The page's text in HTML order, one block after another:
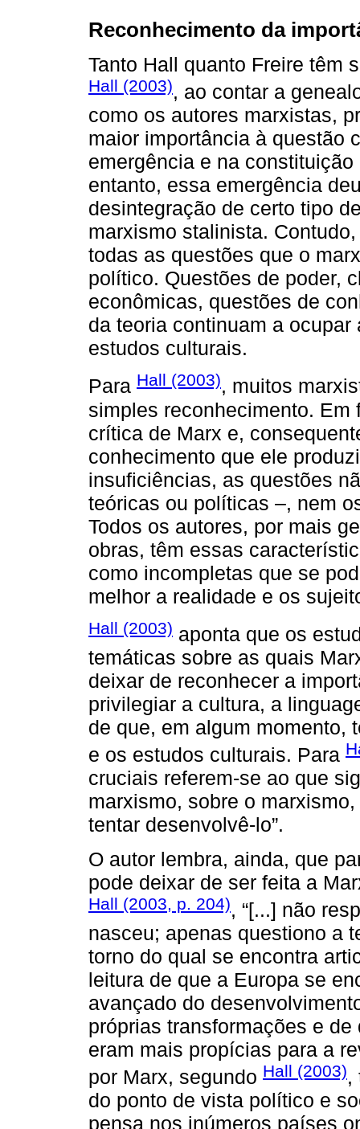
Reconhecimento da
Tanto Hall quanto Freire têm
Hall (2003), ao contar a
como os autores marxistas,
maior importância à questão
emergência e na
entanto, essa emergência
desintegração de certo tipo
marxismo stalinista.
todas as questões que o
político. Questões de poder,
econômicas, questões de
da teoria continuam a
estudos culturais.
Para Hall (2003), muitos
simples reconhecimento.
crítica de Marx e,
conhecimento que ele
insuficiências, as questões
teóricas ou políticas –, nem
Todos os autores, por mais
obras, têm essas
como incompletas que se
melhor a realidade e os
Hall (2003) aponta que os
temáticas sobre as quais
deixar de reconhecer a
privilegiar a cultura, a
de que, em algum momento,
e os estudos culturais. Para
cruciais referem-se ao que
marxismo, sobre o
tentar desenvolvê-lo”.
O autor lembra, ainda, que
pode deixar de ser feita a
Hall (2003, p. 204), “[...] não
nasceu; apenas questiono a
torno do qual se encontra
leitura de que a Europa se
avançado do
próprias transformações e
eram mais propícias para a
por Marx, segundo Hall (2003),
do ponto de vista político e
pensa nos inúmeros países